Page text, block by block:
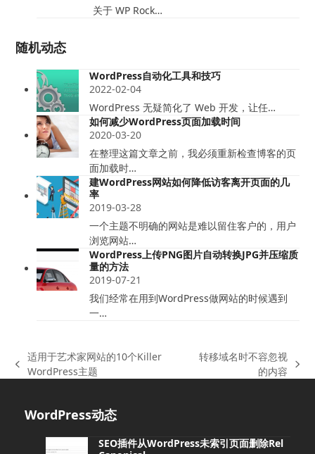
关于 WP Rock…
随机动态
WordPress自动化工具和技巧
2022-02-04
WordPress 无疑简化了 Web 开发，让任…
如何减少WordPress页面加载时间
2020-03-20
在整理这篇文章之前，我必须重新检查博客的页
面加载时…
建WordPress网站如何降低访客离开页面的几
率
2019-03-28
一个主题不明确的网站是难以留住客户的，用户
浏览网站…
WordPress上传PNG图片自动转换JPG并压缩质
量的方法
2019-07-21
我们经常在用到WordPress做网站的时候遇到
一…
上
文
适用于艺术家网站的10个Killer
WordPress主题
转移域名时不容忽视
的内容
WordPress动态
SEO插件从WordPress未索引页面删除Rel